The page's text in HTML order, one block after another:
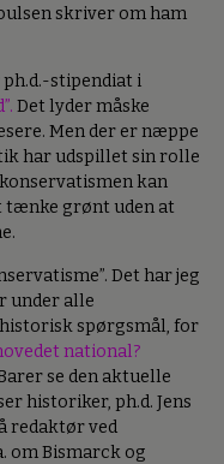
skriver om ham
ph.d.-stipendiat i
Det lyder måske
Men der er næppe
har udspillet sin rolle
kan
tænke grønt uden at
Det har jeg
under alle
spørgsmål, for
national?
se den aktuelle
historiker, ph.d. Jens
redaktør ved
om Bismarck og